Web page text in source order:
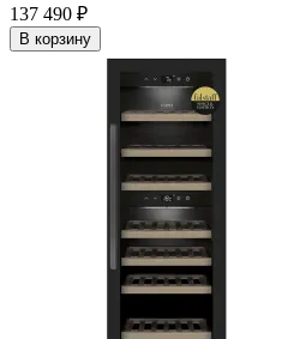
137 490 ₽
В корзину